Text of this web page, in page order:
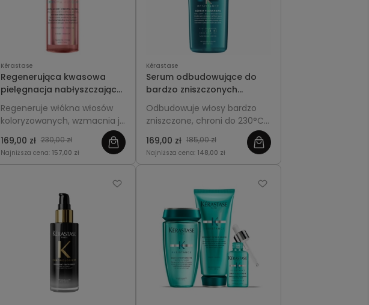
Kérastase
Regenerująca kwasowa
pielęgnacja nabłyszczająca
włosy koloryzowane -
Kérastase Chroma Absolu
Soin Acide Gloss 210ml
Regeneruje włókna włosów
koloryzowanych, wzmacnia je
od środka, nadaje intensywny
połysk i gładkość pasmom.
169,00 zł 230,00 zł
Najniższa cena: 157,00 zł
Kérastase
Serum odbudowujące do
bardzo zniszczonych
włosów - Kérastase
Resistance Sérum
Therapiste 30ml
Odbudowuje włosy bardzo
zniszczone, chroni do 230°C i
spaja rozdwojone końcówki
169,00 zł 185,00 zł
Najniższa cena: 148,00 zł